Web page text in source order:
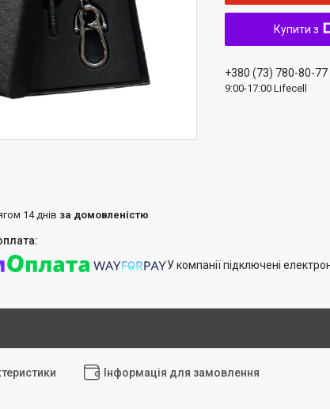
Купити з
+380 (73) 780-80-77
9:00-17:00 Lifecell
14 днів за домовленістю
У компанії підключені
Інформація для замовлення